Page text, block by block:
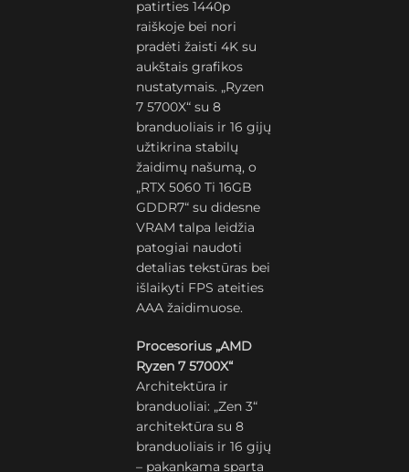
patirties 1440p
raiškoje bei nori
pradėti žaisti 4K su
aukštais grafikos
nustatymais. „Ryzen
7 5700X“ su 8
branduoliais ir 16 gijų
užtikrina stabilų
žaidimų našumą, o
„RTX 5060 Ti 16GB
GDDR7“ su didesne
VRAM talpa leidžia
patogiai naudoti
detalias tekstūras bei
išlaikyti FPS ateities
AAA žaidimuose.
Procesorius „AMD
Ryzen 7 5700X“
Architektūra ir
branduoliai: „Zen 3“
architektūra su 8
branduoliais ir 16 gijų
– pakankama sparta